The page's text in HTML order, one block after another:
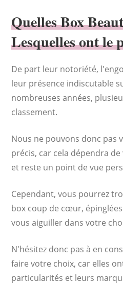
Quelles Box
Lesquelles ont le
De part leur notoriété,
leur présence indiscutable
nombreuses années,
classement.
Nous ne pouvons donc pas
précis, car cela dépendra
et reste un point de vue
Cependant, vous pourrez
box coup de cœur,
vous aiguiller dans votre
N'hésitez donc pas à en
faire votre choix, car elles
particularités et leurs